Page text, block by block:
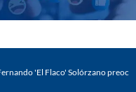
'El Flaco' Solórzano